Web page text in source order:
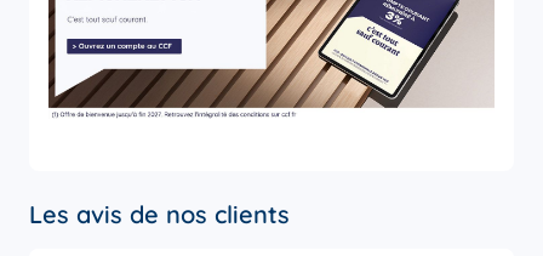
Les avis de nos clients